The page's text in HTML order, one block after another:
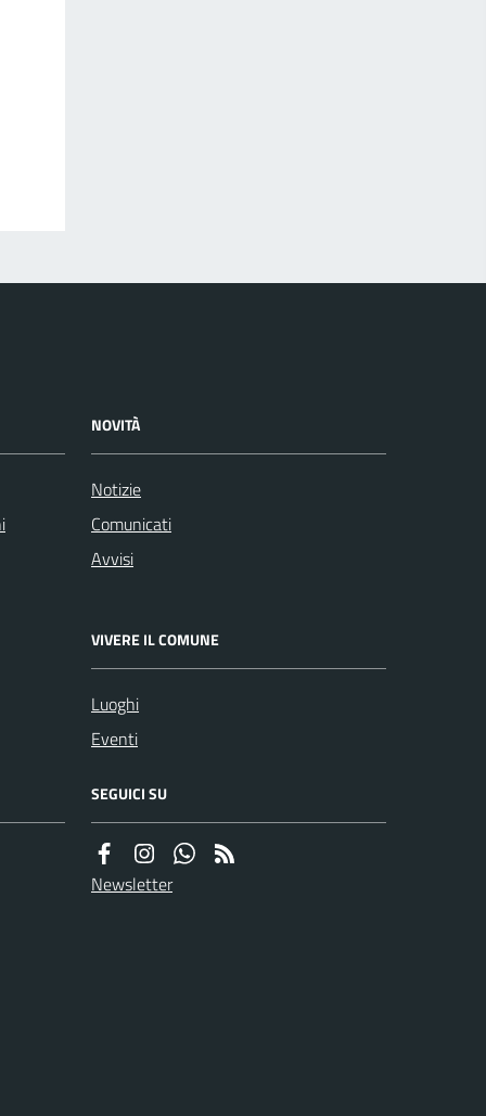
NOVITÀ
Notizie
Comunicati
Avvisi
VIVERE IL COMUNE
Luoghi
Eventi
SEGUICI SU
Newsletter